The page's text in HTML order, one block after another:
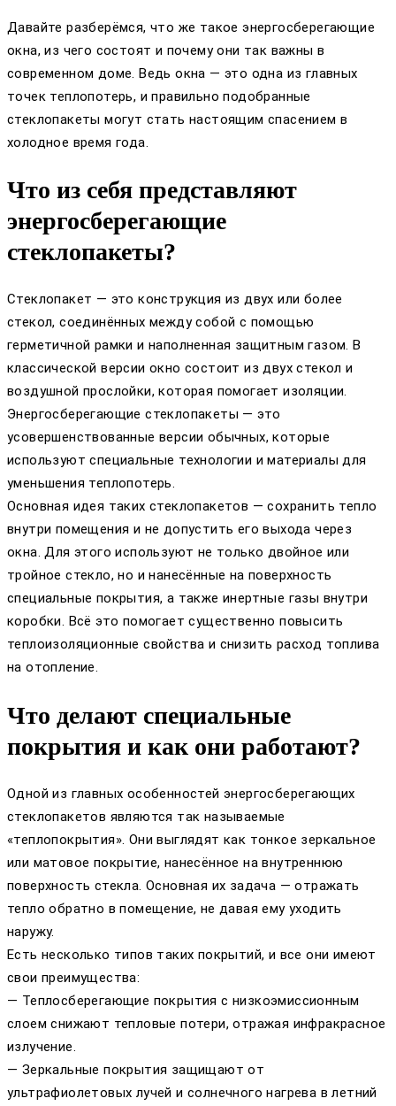
Давайте разберёмся, что же такое энергосберегающие
окна, из чего состоят и почему они так важны в
современном доме. Ведь окна — это одна из главных
точек теплопотерь, и правильно подобранные
стеклопакеты могут стать настоящим спасением в
холодное время года.
Что из себя представляют
энергосберегающие
стеклопакеты?
Стеклопакет — это конструкция из двух или более
стекол, соединённых между собой с помощью
герметичной рамки и наполненная защитным газом. В
классической версии окно состоит из двух стекол и
воздушной прослойки, которая помогает изоляции.
Энергосберегающие стеклопакеты — это
усовершенствованные версии обычных, которые
используют специальные технологии и материалы для
уменьшения теплопотерь.
Основная идея таких стеклопакетов — сохранить тепло
внутри помещения и не допустить его выхода через
окна. Для этого используют не только двойное или
тройное стекло, но и нанесённые на поверхность
специальные покрытия, а также инертные газы внутри
коробки. Всё это помогает существенно повысить
теплоизоляционные свойства и снизить расход топлива
на отопление.
Что делают специальные
покрытия и как они работают?
Одной из главных особенностей энергосберегающих
стеклопакетов являются так называемые
«теплопокрытия». Они выглядят как тонкое зеркальное
или матовое покрытие, нанесённое на внутреннюю
поверхность стекла. Основная их задача — отражать
тепло обратно в помещение, не давая ему уходить
наружу.
Есть несколько типов таких покрытий, и все они имеют
свои преимущества:
— Теплосберегающие покрытия с низкоэмиссионным
слоем снижают тепловые потери, отражая инфракрасное
излучение.
— Зеркальные покрытия защищают от
ультрафиолетовых лучей и солнечного нагрева в летний